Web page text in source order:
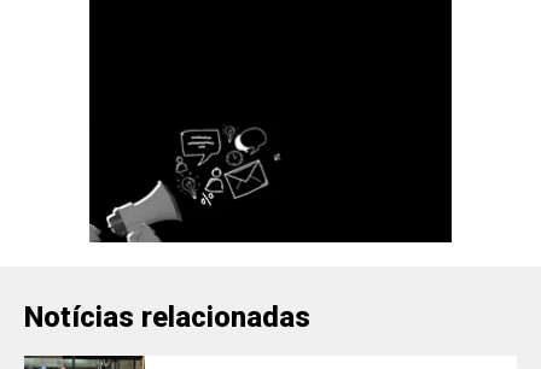
Notícias relacionadas